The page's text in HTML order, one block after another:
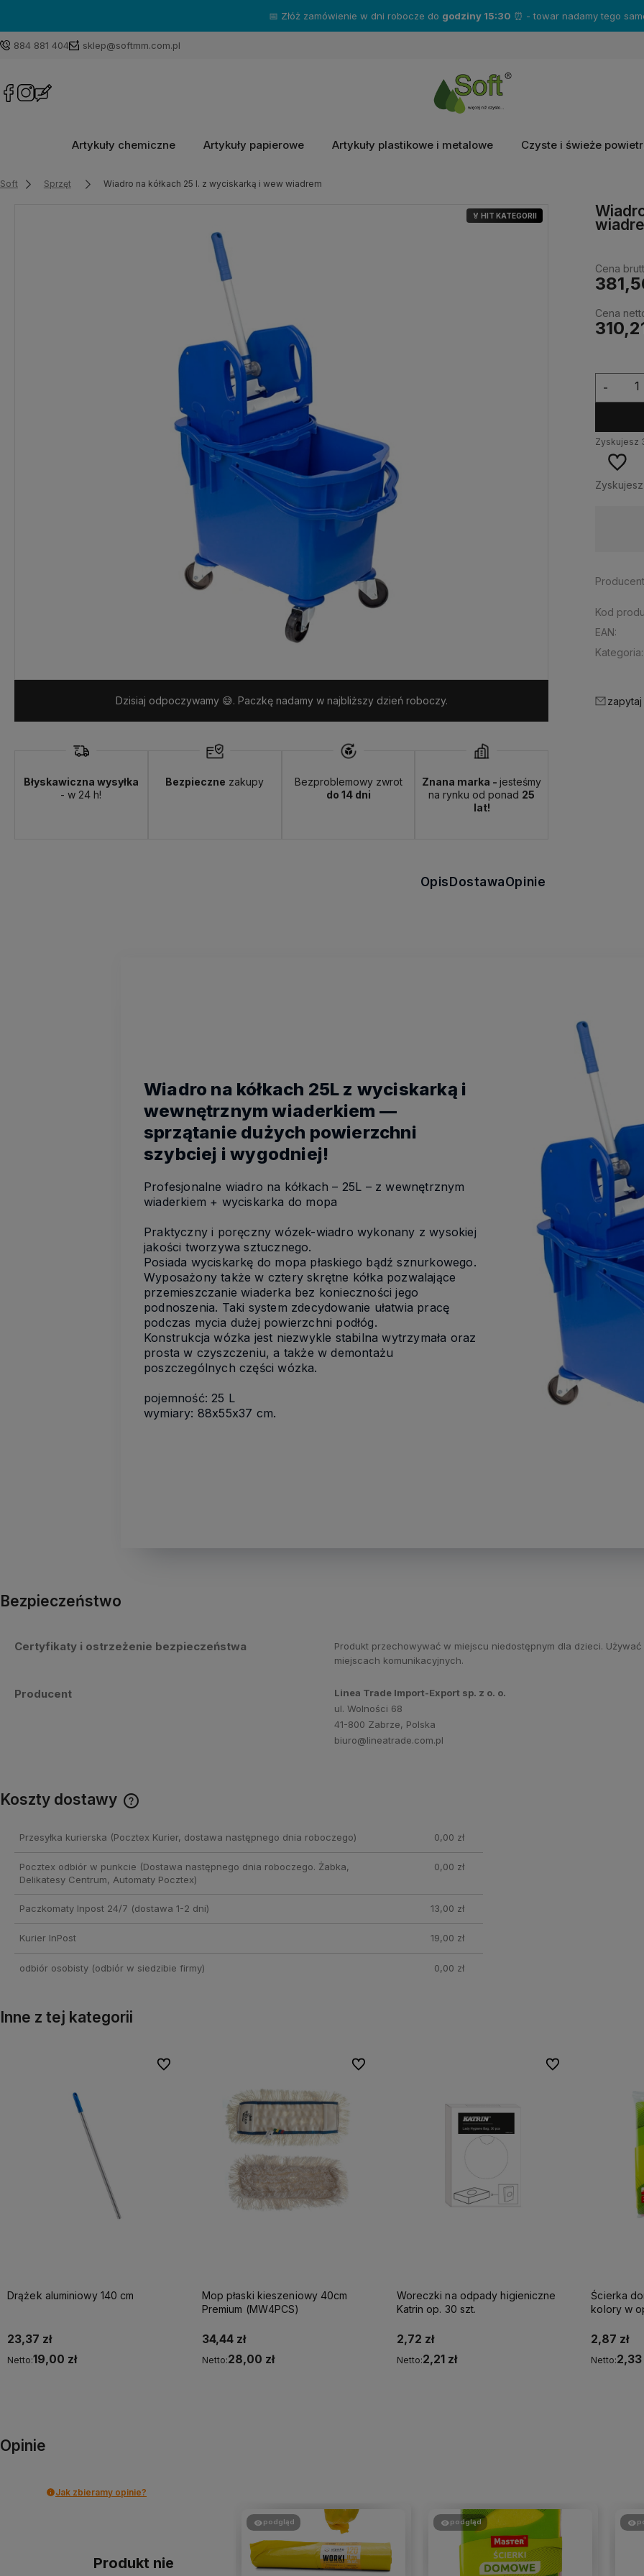
884 881 404 sklep@softmm.com.pl
Artykuły chemiczne Artykuły papierowe Artykuły plastikowe i metalowe Czyste i świeże
Soft Sprzęt Wiadro na kółkach 25 l. z wyciskarką i wew wiadrem
🏅 HIT KATEGORII
Dzisiaj odpoczywamy 😅. Paczkę nadamy w najbliższy dzień roboczy.
Błyskawiczna wysyłka
- w 24 h!
Bezpieczne zakupy
Bezproblemowy zwrot
do 14 dni
Znana marka -jesteśmy
na rynku od ponad 25
lat!
Cena
Cena
-
Zyskujesz
Zyskujesz
Wysyłka w:
Kod
EAN:
Kategoria:
OpisDostawaOpinie
Wiadro na kółkach 25L z wyciskarką i
wewnętrznym wiaderkiem —
sprzątanie dużych powierzchni
szybciej i wygodniej!
Profesjonalne wiadro na kółkach – 25L – z wewnętrznym
wiaderkiem + wyciskarka do mopa
Praktyczny i poręczny wózek-wiadro wykonany z wysokiej
jakości tworzywa sztucznego.
Posiada wyciskarkę do mopa płaskiego bądź sznurkowego.
Wyposażony także w cztery skrętne kółka pozwalające
przemieszczanie wiaderka bez konieczności jego
podnoszenia. Taki system zdecydowanie ułatwia pracę
podczas mycia dużej powierzchni podłóg.
Konstrukcja wózka jest niezwykle stabilna wytrzymała oraz
prosta w czyszczeniu, a także w demontażu
poszczególnych części wózka.
pojemność: 25 L
wymiary: 88x55x37 cm.
Bezpieczeństwo
Certyfikaty i ostrzeżenie bezpieczeństwa
Produkt przechowywać w miejscu niedostępnym dla dzieci.
miejscach komunikacyjnych.
Producent
Linea Trade Import-Export sp. z o. o.
ul. Wolności 68
41-800 Zabrze, Polska
biuro@lineatrade.com.pl
Koszty dostawy
Cena nie zawiera ewentualnych
Przesyłka kurierska (Pocztex Kurier, dostawa następnego dnia roboczego) 0,00 zł
Pocztex odbiór w punkcie (Dostawa następnego dnia roboczego. Żabka,
Delikatesy Centrum, Automaty Pocztex)
0,00 zł
Paczkomaty Inpost 24/7 (dostawa 1-2 dni) 13,00 zł
Kurier InPost 19,00 zł
odbiór osobisty(odbiór w siedzibie firmy) 0,00 zł
Inne z tej kategorii
Drążek aluminiowy 140 cm
23,37 zł
Netto:19,00 zł
Do ulubionych
Do ulubionych
Mop płaski kieszeniowy 40cm
Premium (MW4PCS)
34,44 zł
Netto:28,00 zł
Do ulubionych
Do ulubionych
Woreczki na odpady higieniczne
Katrin op. 30 szt.
2,72 zł
Netto:2,21 zł
Do ulubionych
Do ulubionych
Ścierka
kolory w
2,87 zł
Netto:2,33
Opinie
Jak zbieramy opinie?
Produkt nie
podgląd podgląd